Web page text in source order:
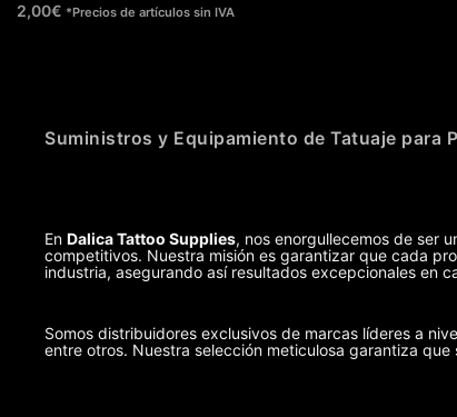
2,00€ *Precios de artículos sin IVA
Suministros y Equipamiento de Tatuaje para
En Dalica Tattoo Supplies, nos enorgullecemos de ser
competitivos. Nuestra misión es garantizar que cada
industria, asegurando así resultados excepcionales en
Somos distribuidores exclusivos de marcas líderes a
entre otros. Nuestra selección meticulosa garantiza